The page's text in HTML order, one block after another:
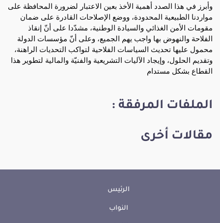
وأبرز في هذا الصدد أهمية الأخذ بعين الاعتبار لضرورة المحافظة على
مواردنا الطبيعية المحدودة، ووضع الإصلاحات القادرة على ضمان
مقومات الأمن الغذائي والسيادة الوطنية، مشدّدا على أنّ إنقاذ
الفلاحة والنهوض بها واجب يهم الجميع، وعلى أنّ مؤسسات الدولة
محمول عليها تحديث السياسات الفلاحية لتواكب التحديات الراهنة،
وتقديم الحلول، وإيجاد الآليات التشريعية والفنيّة والمالية لتطوير هذا
القطاع بشكل مستدام
الملفات المرفقة :
مقالات أخرى
الرئيس
النواب